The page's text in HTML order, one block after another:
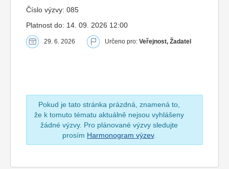
Číslo výzvy: 085
Platnost do: 14. 09. 2026 12:00
29. 6. 2026 Určeno pro: Veřejnost, Žadatel
Pokud je tato stránka prázdná, znamená to,
že k tomuto tématu aktuálně nejsou vyhlášeny
žádné výzvy. Pro plánované výzvy sledujte
prosím Harmonogram výzev.